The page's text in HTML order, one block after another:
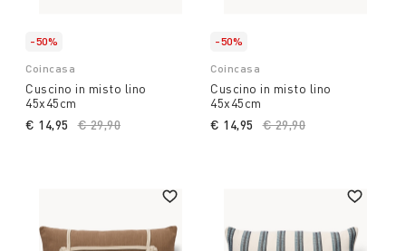
-50%
Coincasa
Cuscino in misto lino
45x45cm
Price reduced from
€ 29,90
€ 14,95
-50%
Coincasa
Cuscino in misto lino
45x45cm
Price reduced from
€ 29,90
€ 14,95